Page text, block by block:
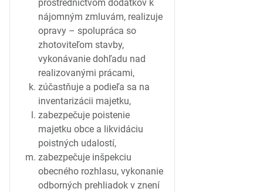
prostredníctvom dodatkov k
nájomným zmluvám, realizuje
opravy – spolupráca so
zhotoviteľom stavby,
vykonávanie dohľadu nad
realizovanými prácami,
zúčastňuje a podieľa sa na
inventarizácii majetku,
zabezpečuje poistenie
majetku obce a likvidáciu
poistných udalostí,
zabezpečuje inšpekciu
obecného rozhlasu, vykonanie
odborných prehliadok v znení